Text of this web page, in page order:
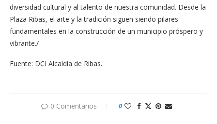
diversidad cultural y al talento de nuestra comunidad. Desde la
Plaza Ribas, el arte y la tradición siguen siendo pilares
fundamentales en la construcción de un municipio próspero y
vibrante./
Fuente: DCI Alcaldía de Ribas.
0 Comentarios 0